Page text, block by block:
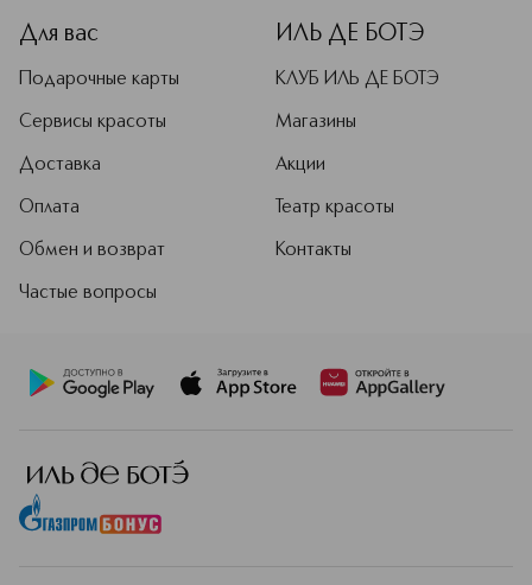
Для вас
Подарочные карты
Сервисы красоты
Доставка
Оплата
Обмен и возврат
Частые вопросы
ИЛЬ ДЕ БОТЭ
КЛУБ ИЛЬ ДЕ БОТЭ
Магазины
Акции
Театр красоты
Контакты